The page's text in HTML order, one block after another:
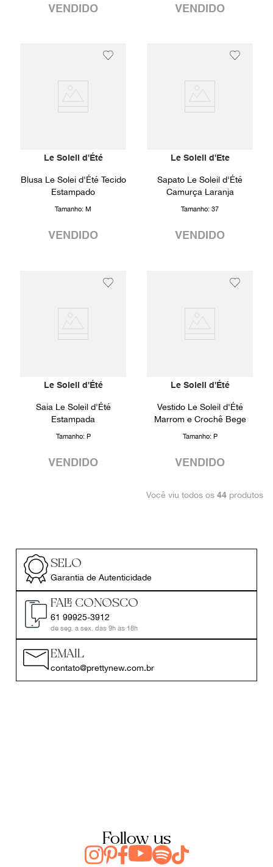
VENDIDO VENDIDO
Le Soleil d'Été
Blusa Le Solei d'Été Tecido
Estampado
Tamanho: M
VENDIDO
Le Soleil d'Ete
Sapato Le Soleil d'Été
Camurça Laranja
Tamanho: 37
VENDIDO
Le Soleil d'Été
Saia Le Soleil d'Été
Estampada
Tamanho: P
VENDIDO
Le Soleil d'Été
Vestido Le Soleil d'Été
Marrom e Crochê Bege
Tamanho: P
VENDIDO
Você viu todos os 44 produtos
SELO
Garantia de Autenticidade
FALE CONOSCO
61 99925-3912
de seg. a sex. das 9h às 18h
EMAIL
contato@prettynew.com.br
Follow us